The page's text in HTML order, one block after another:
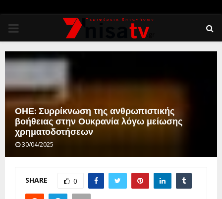
PRIMARY
MENU
ΟΗΕ: Συρρίκνωση της ανθρωπιστικής
βοήθειας στην Ουκρανία λόγω μείωσης
χρηματοδοτήσεων
30/04/2025
SHARE 0